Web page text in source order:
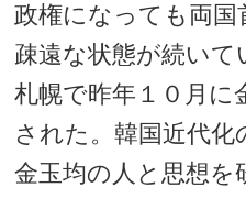
政権になっても両
疎遠な状態が続いて
札幌で昨年１０月に
された。韓国近代化
金玉均の人と思想を